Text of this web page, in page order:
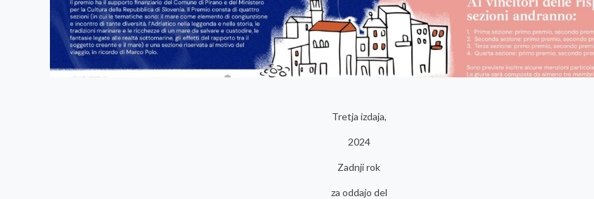
Tretja izdaja,
2024
Zadnji rok
za oddajo del